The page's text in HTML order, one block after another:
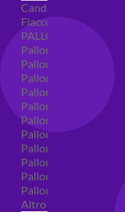
Candeline compleanno
Fiaccole
PALLONCINI
Palloncini in lattice
Palloncini in lattice
Palloncini in lattice
Palloncini in lattice
Palloncini in lattice
Palloncini in lattice
Palloncini in lattice
Palloncini in lattice
Palloncini in lattice
Palloncini in lattice
Palloncini in lattice
Altro